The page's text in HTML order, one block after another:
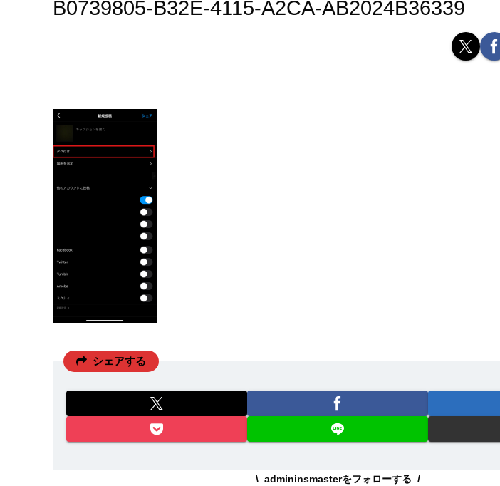
B0739805-B32E-4115-A2CA-AB2024B36339
シェアする
admininsmasterをフォローする